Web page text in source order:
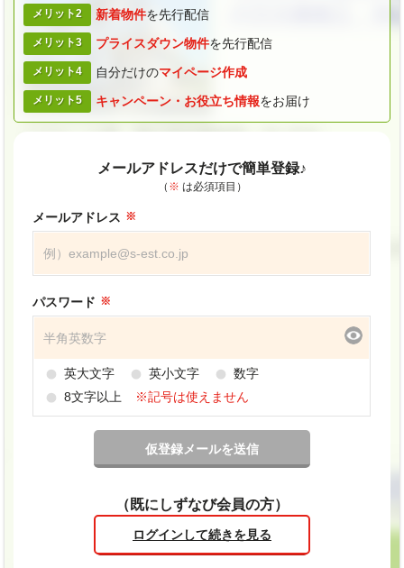
メリット2 新着物件を先行配信
メリット3 プライスダウン物件を先行配信
メリット4 自分だけのマイページ作成
メリット5 キャンペーン・ お役立ち情報をお届け
メールアドレスだけで簡単登録♪
（ ※ は必須項目）
メールアドレス
パスワード
英大文字 英小文字
数字
8文字以上
※記号は使えません
（既にしずなび会員の方）
ログインして続きを見る